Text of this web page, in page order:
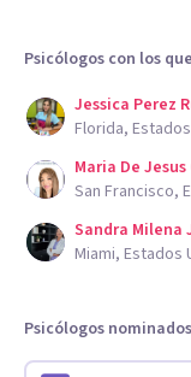
Psicólogos con los
Jessica Perez
Florida,
Maria De
San Francisco,
Sandra Milena
Miami, Estados
Psicólogos